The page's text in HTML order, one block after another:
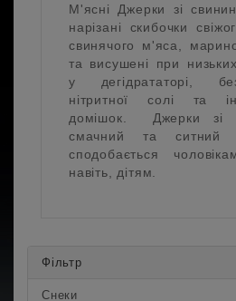
М'ясні Джерки зі
нарізані скибочки
свинячого м'яса,
та висушені при
у дегідрататорі,
нітритної солі та
домішок. Джерки зі
смачний та ситний
сподобається
навіть, дітям.
Фільтр
Снеки